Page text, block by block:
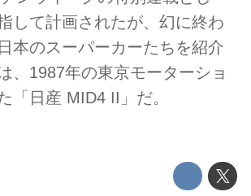
して計画されたが、幻に終わ
本のスーパーカーたちを紹介
、1987年の東京モーターショ
「日産 MID4 II」だ。